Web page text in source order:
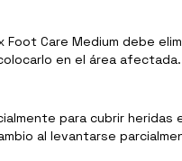
Care Medium debe
en el área
para cubrir heridas
al levantarse